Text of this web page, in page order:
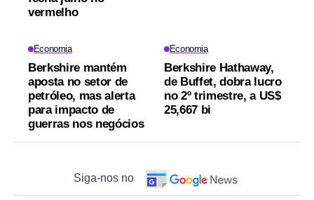
vermelho
Economia
Berkshire mantém
aposta no setor de
petróleo, mas alerta
para impacto de
guerras nos negócios
Economia
Berkshire Hathaway,
de Buffet, dobra lucro
no 2º trimestre, a US$
25,667 bi
Siga-nos no